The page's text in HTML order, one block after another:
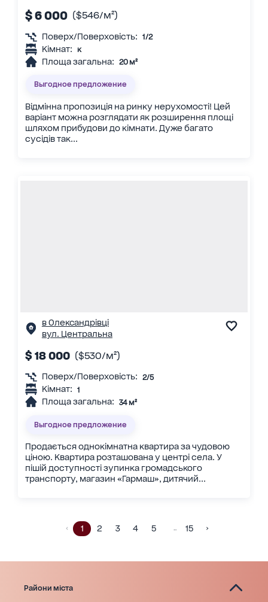
$ 6 000 ($546/м²)
Поверх/Поверховість: 1/2
Кімнат: к
Площа загальна: 20 м²
Выгодное предложение
Відмінна пропозиція на ринку нерухомості! Цей
варіант можна розглядати як розширення площі
шляхом прибудови до кімнати. Дуже багато
сусідів так...
в Олександрівці
вул. Центральна
$ 18 000 ($530/м²)
Поверх/Поверховість: 2/5
Кімнат: 1
Площа загальна: 34 м²
Выгодное предложение
Продається однокімнатна квартира за чудовою
ціною. Квартира розташована у центрі села. У
пішій доступності зупинка громадського
транспорту, магазин «Гармаш», дитячий...
1 2 3 4 5 15
Райони міста